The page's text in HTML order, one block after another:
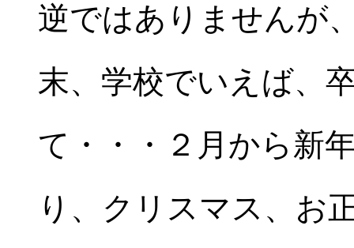
逆ではありませんが
末、学校でいえば、
て・・・２月から新
り、クリスマス、お